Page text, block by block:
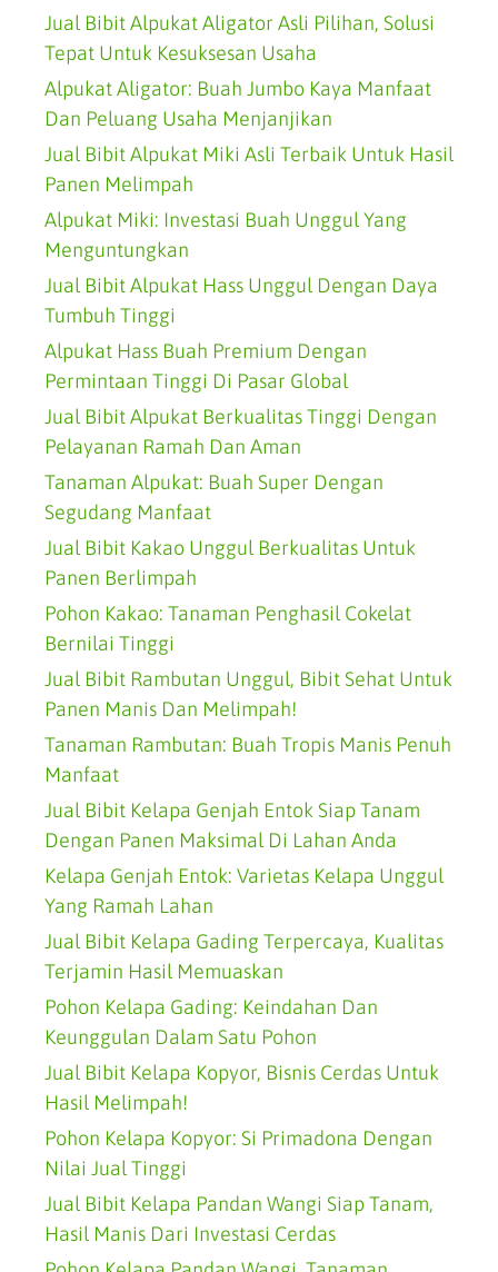
Jual Bibit Alpukat Aligator Asli Pilihan, Solusi
Tepat Untuk Kesuksesan Usaha
Alpukat Aligator: Buah Jumbo Kaya Manfaat
Dan Peluang Usaha Menjanjikan
Jual Bibit Alpukat Miki Asli Terbaik Untuk Hasil
Panen Melimpah
Alpukat Miki: Investasi Buah Unggul Yang
Menguntungkan
Jual Bibit Alpukat Hass Unggul Dengan Daya
Tumbuh Tinggi
Alpukat Hass Buah Premium Dengan
Permintaan Tinggi Di Pasar Global
Jual Bibit Alpukat Berkualitas Tinggi Dengan
Pelayanan Ramah Dan Aman
Tanaman Alpukat: Buah Super Dengan
Segudang Manfaat
Jual Bibit Kakao Unggul Berkualitas Untuk
Panen Berlimpah
Pohon Kakao: Tanaman Penghasil Cokelat
Bernilai Tinggi
Jual Bibit Rambutan Unggul, Bibit Sehat Untuk
Panen Manis Dan Melimpah!
Tanaman Rambutan: Buah Tropis Manis Penuh
Manfaat
Jual Bibit Kelapa Genjah Entok Siap Tanam
Dengan Panen Maksimal Di Lahan Anda
Kelapa Genjah Entok: Varietas Kelapa Unggul
Yang Ramah Lahan
Jual Bibit Kelapa Gading Terpercaya, Kualitas
Terjamin Hasil Memuaskan
Pohon Kelapa Gading: Keindahan Dan
Keunggulan Dalam Satu Pohon
Jual Bibit Kelapa Kopyor, Bisnis Cerdas Untuk
Hasil Melimpah!
Pohon Kelapa Kopyor: Si Primadona Dengan
Nilai Jual Tinggi
Jual Bibit Kelapa Pandan Wangi Siap Tanam,
Hasil Manis Dari Investasi Cerdas